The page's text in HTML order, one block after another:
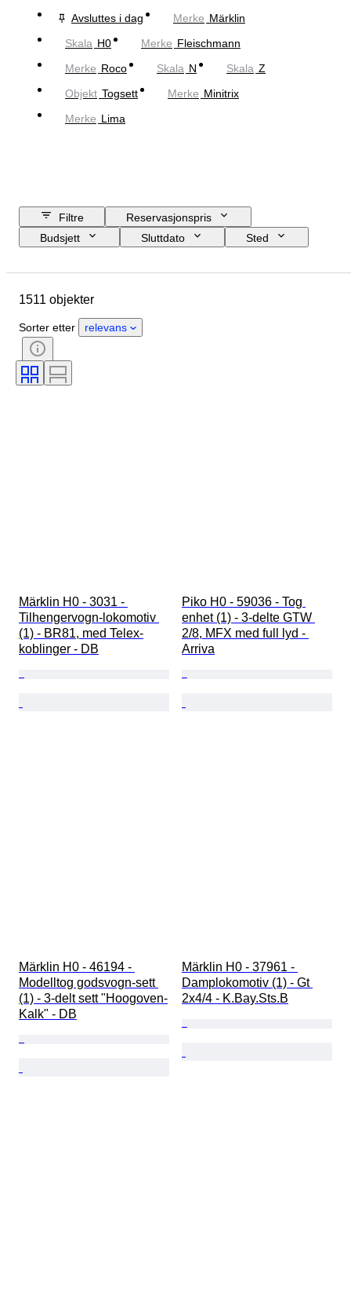
Avsluttes i dag
Merke Märklin
Skala H0 Merke Fleischmann
Merke Roco Skala N Skala Z
Objekt Togsett Merke Minitrix
Merke Lima
Filtre
Reservasjonspris
Budsjett
Sluttdato
Sted
Tilstand
Emne
Farge
Skala
Strømforsyning
Æra
1511 objekter
Sorter etter relevans
Märklin H0 - 3031 -
Tilhengervogn-lokomotiv
(1) - BR81, med Telex-
koblinger - DB
Piko H0 - 59036 - Tog
enhet (1) - 3-delte GTW
2/8, MFX med full lyd -
Arriva
Märklin H0 - 46194 -
Modelltog godsvogn-sett
(1) - 3-delt sett "Hoogoven-
Kalk" - DB
Märklin H0 - 37961 -
Damplokomotiv (1) - Gt
2x4/4 - K.Bay.Sts.B